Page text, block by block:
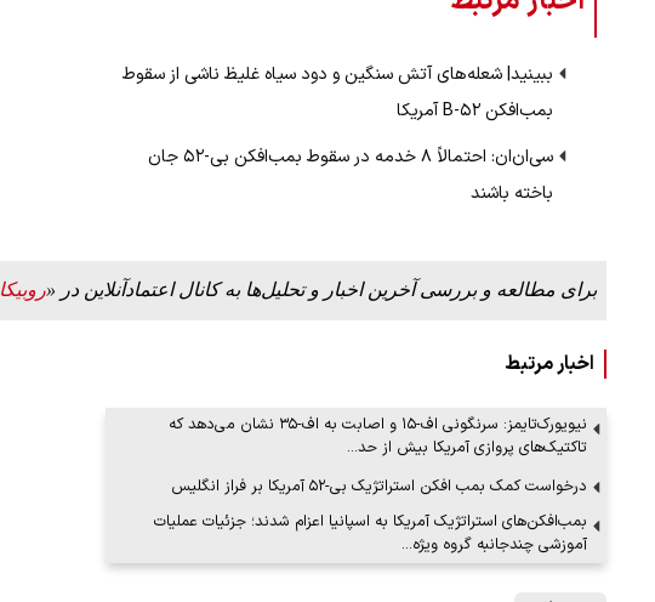
ببینید| شعله‌های آتش سنگین و دود سیاه غلیظ ناشی از سقوط
بمب‌افکن B-۵۲ آمریکا
سی‌ان‌ان: احتمالاً ۸ خدمه در سقوط بمب‌افکن بی-۵۲ جان
باخته باشند
برای مطالعه و بررسی آخرین اخبار و تحلیل‌ها به کانال اعتمادآنلاین در «روبیکا
اخبار مرتبط
نیویورک‌تایمز: سرنگونی اف-۱۵ و اصابت به اف-۳۵ نشان می‌دهد که
تاکتیک‌های پروازی آمریکا بیش از حد…
درخواست کمک بمب افکن استراتژیک بی-۵۲ آمریکا بر فراز انگلیس
بمب‌افکن‌های استراتژیک آمریکا به اسپانیا اعزام شدند؛ جزئیات عملیات
آموزشی چندجانبه گروه ویژه…